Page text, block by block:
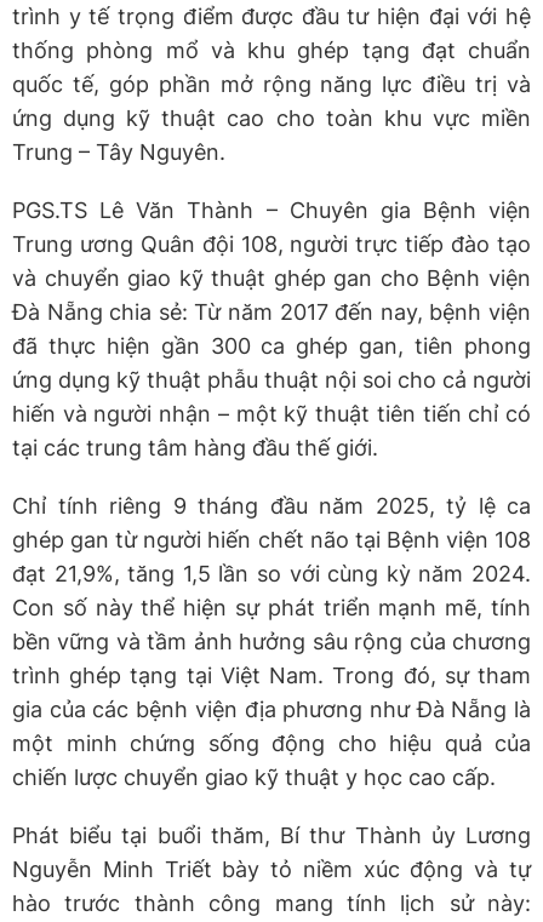
trình y tế trọng điểm được đầu tư hiện đại với hệ
thống phòng mổ và khu ghép tạng đạt chuẩn
quốc tế, góp phần mở rộng năng lực điều trị và
ứng dụng kỹ thuật cao cho toàn khu vực miền
Trung – Tây Nguyên.
PGS.TS Lê Văn Thành – Chuyên gia Bệnh viện
Trung ương Quân đội 108, người trực tiếp đào tạo
và chuyển giao kỹ thuật ghép gan cho Bệnh viện
Đà Nẵng chia sẻ: Từ năm 2017 đến nay, bệnh viện
đã thực hiện gần 300 ca ghép gan, tiên phong
ứng dụng kỹ thuật phẫu thuật nội soi cho cả người
hiến và người nhận – một kỹ thuật tiên tiến chỉ có
tại các trung tâm hàng đầu thế giới.
Chỉ tính riêng 9 tháng đầu năm 2025, tỷ lệ ca
ghép gan từ người hiến chết não tại Bệnh viện 108
đạt 21,9%, tăng 1,5 lần so với cùng kỳ năm 2024.
Con số này thể hiện sự phát triển mạnh mẽ, tính
bền vững và tầm ảnh hưởng sâu rộng của chương
trình ghép tạng tại Việt Nam. Trong đó, sự tham
gia của các bệnh viện địa phương như Đà Nẵng là
một minh chứng sống động cho hiệu quả của
chiến lược chuyển giao kỹ thuật y học cao cấp.
Phát biểu tại buổi thăm, Bí thư Thành ủy Lương
Nguyễn Minh Triết bày tỏ niềm xúc động và tự
hào trước thành công mang tính lịch sử này: